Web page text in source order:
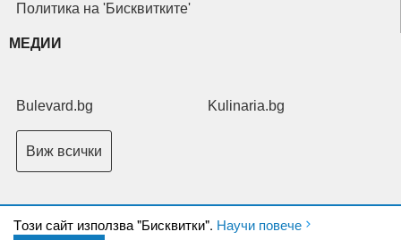
Tози сайт използва "Бисквитки". Научи повече
Политика на 'Бисквитките'
МЕДИИ
Bulevard.bg Kulinaria.bg
Виж всички